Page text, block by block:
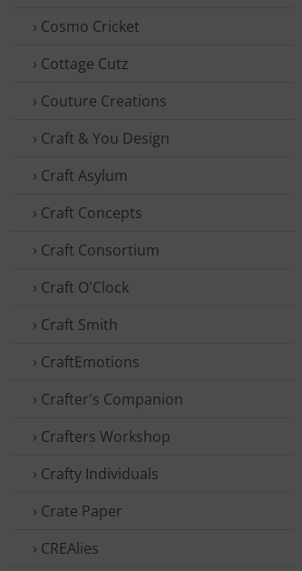
› Cosmo Cricket
› Cottage Cutz
› Couture Creations
› Craft & You Design
› Craft Asylum
› Craft Concepts
› Craft Consortium
› Craft O'Clock
› Craft Smith
› CraftEmotions
› Crafter's Companion
› Crafters Workshop
› Crafty Individuals
› Crate Paper
› CREAlies